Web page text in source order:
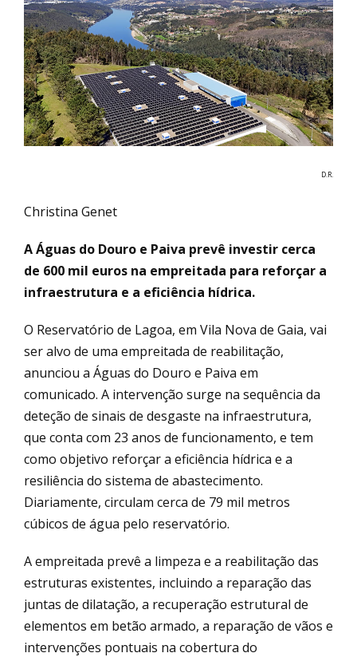
D.R.
Christina Genet
A Águas do Douro e Paiva prevê investir cerca
de 600 mil euros na empreitada para reforçar a
infraestrutura e a eficiência hídrica.
O Reservatório de Lagoa, em Vila Nova de Gaia, vai
ser alvo de uma empreitada de reabilitação,
anunciou a Águas do Douro e Paiva em
comunicado. A intervenção surge na sequência da
deteção de sinais de desgaste na infraestrutura,
que conta com 23 anos de funcionamento, e tem
como objetivo reforçar a eficiência hídrica e a
resiliência do sistema de abastecimento.
Diariamente, circulam cerca de 79 mil metros
cúbicos de água pelo reservatório.
A empreitada prevê a limpeza e a reabilitação das
estruturas existentes, incluindo a reparação das
juntas de dilatação, a recuperação estrutural de
elementos em betão armado, a reparação de vãos e
intervenções pontuais na cobertura do